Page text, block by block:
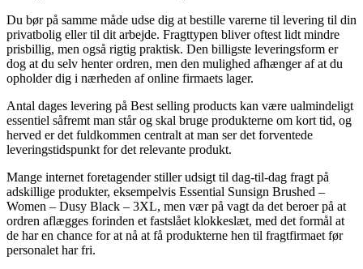
Du bør på samme måde udse dig at bestille varerne til levering til din
privatbolig eller til dit arbejde. Fragttypen bliver oftest lidt mindre
prisbillig, men også rigtig praktisk. Den billigste leveringsform er
dog at du selv henter ordren, men den mulighed afhænger af at du
opholder dig i nærheden af online firmaets lager.
Antal dages levering på Best selling products kan være ualmindeligt
essentiel såfremt man står og skal bruge produkterne om kort tid, og
herved er det fuldkommen centralt at man ser det forventede
leveringstidspunkt for det relevante produkt.
Mange internet foretagender stiller udsigt til dag-til-dag fragt på
adskillige produkter, eksempelvis Essential Sunsign Brushed –
Women – Dusy Black – 3XL, men vær på vagt da det beroer på at
ordren aflægges forinden et fastslået klokkeslæt, med det formål at
de har en chance for at nå at få produkterne hen til fragtfirmaet før
personalet har fri.